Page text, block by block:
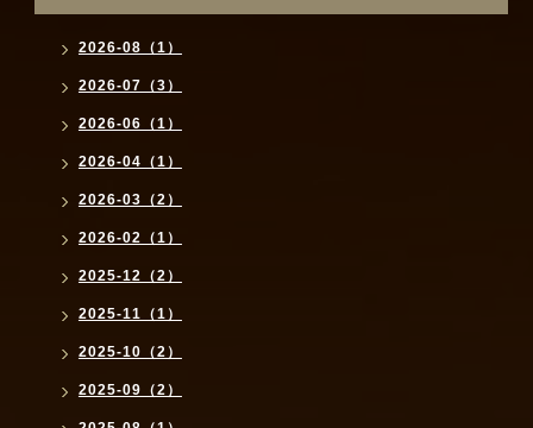
2026-08（1）
2026-07（3）
2026-06（1）
2026-04（1）
2026-03（2）
2026-02（1）
2025-12（2）
2025-11（1）
2025-10（2）
2025-09（2）